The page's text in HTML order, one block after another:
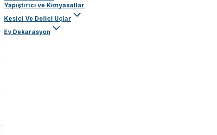
Yapıştırıcı ve Kimyasallar
Kesici Ve Delici Uçlar
Ev Dekarasyon